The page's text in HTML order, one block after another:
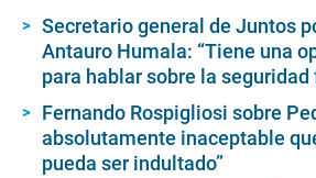
Secretario general de Juntos
Antauro Humala: “Tiene una
para hablar sobre la seguridad
Fernando Rospigliosi sobre
absolutamente inaceptable
pueda ser indultado”